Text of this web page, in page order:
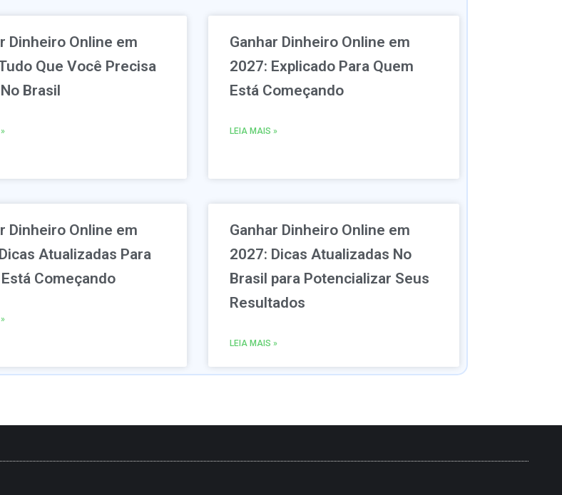
Dinheiro Online em
Que Você Precisa
Brasil
Ganhar Dinheiro Online em
2027: Explicado Para Quem
Está Começando
LEIA MAIS »
Dinheiro Online em
Atualizadas Para
Começando
Ganhar Dinheiro Online em
2027: Dicas Atualizadas No
Brasil para Potencializar Seus
Resultados
LEIA MAIS »